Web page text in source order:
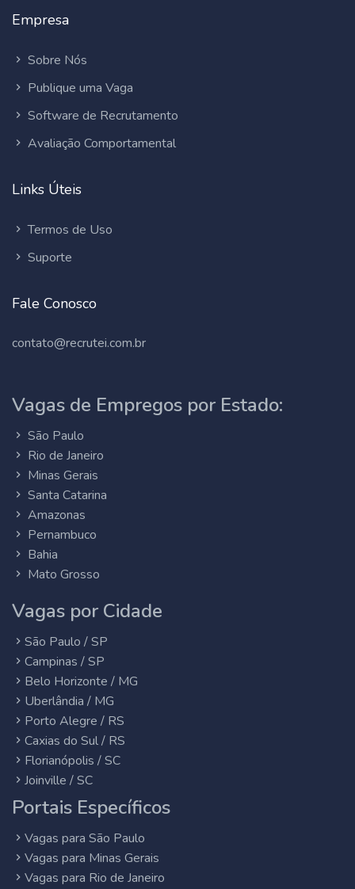
Empresa
Sobre Nós
Publique uma Vaga
Software de Recrutamento
Avaliação Comportamental
Links Úteis
Termos de Uso
Suporte
Fale Conosco
contato@recrutei.com.br
Vagas de Empregos por Estado:
São Paulo
Rio de Janeiro
Minas Gerais
Santa Catarina
Amazonas
Pernambuco
Bahia
Mato Grosso
Vagas por Cidade
São Paulo / SP
Campinas / SP
Belo Horizonte / MG
Uberlândia / MG
Porto Alegre / RS
Caxias do Sul / RS
Florianópolis / SC
Joinville / SC
Portais Específicos
Vagas para São Paulo
Vagas para Minas Gerais
Vagas para Rio de Janeiro